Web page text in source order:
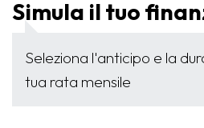
Simula il tuo
Seleziona l'anticipo e la
tua rata mensile